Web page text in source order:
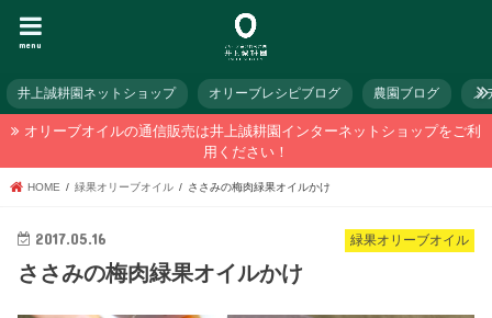
menu
井上誠耕園ネットショップ オリーブレシピブログ 農園ブログ メ
オリーブオイルの通信販売は井上誠耕園インターネットショップをご利
用ください！
HOME 緑果オリーブオイル ささみの梅肉緑果オイルかけ
緑果オリーブオイル
2017.05.16
ささみの梅肉緑果オイルかけ